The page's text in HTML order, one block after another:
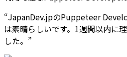
“JapanDev.jpのPuppeteer
は素晴らしいです。1週間以内に
した。 ”